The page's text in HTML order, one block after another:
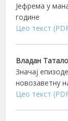
Јефрема у
године
Цео текст
Владан
Значај
новозаветну
Цео текст